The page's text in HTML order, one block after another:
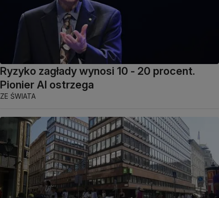
Ryzyko zagłady wynosi 10 - 20 procent.
Pionier AI ostrzega
ZE ŚWIATA